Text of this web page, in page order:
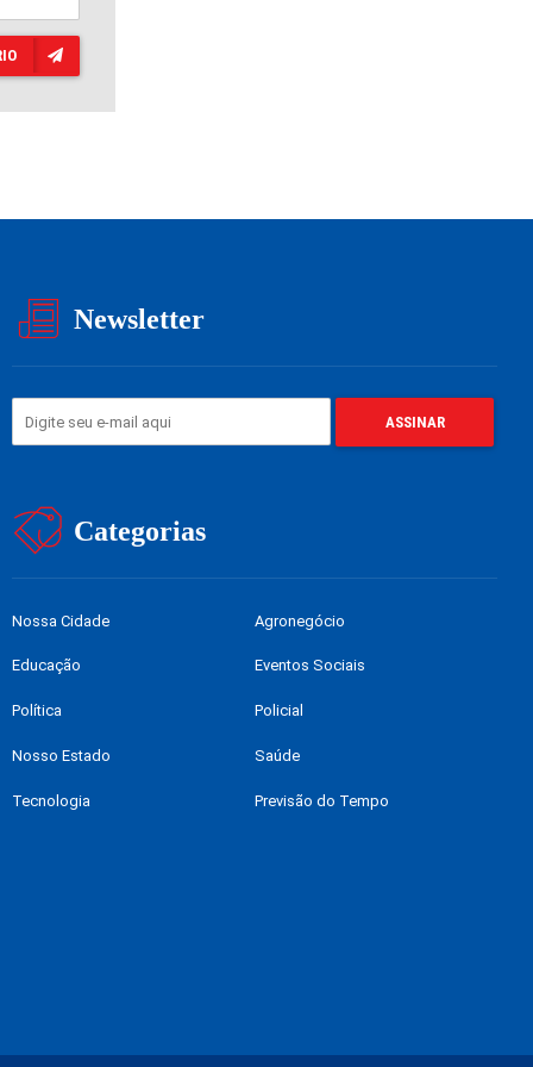
Newsletter
Categorias
Nossa Cidade Agronegócio
Educação Eventos Sociais
Política Policial
Nosso Estado Saúde
Tecnologia Previsão do Tempo